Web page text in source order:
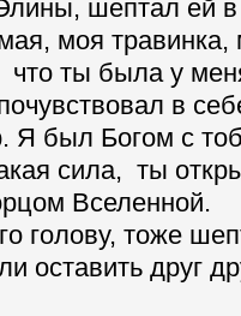
шептал ей в
моя травинка,
что ты была у
в
Я был Богом с
сила, ты
Вселенной.
голову, тоже
оставить друг